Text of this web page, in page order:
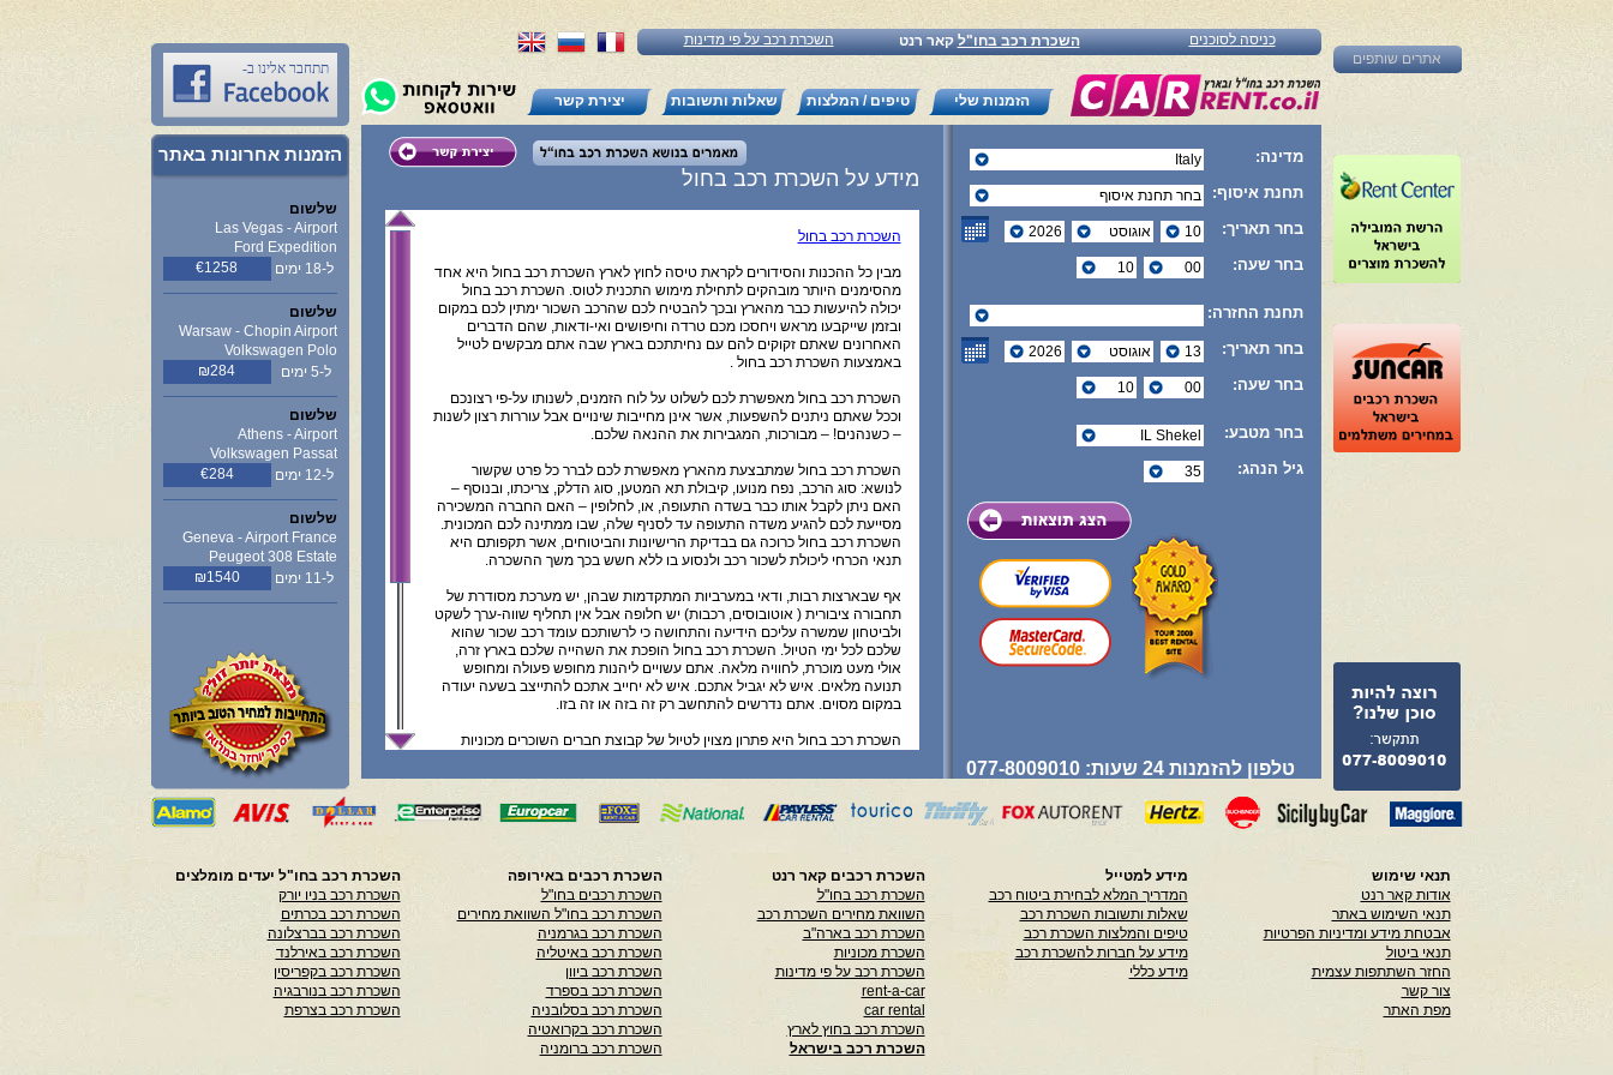
תתחבר אלינו ב-
הזמנות אחרונות באתר
שלשום
Las Vegas - Airport
Ford Expedition
€1258
ל-18 ימים
שלשום
Warsaw - Chopin Airport
Volkswagen Polo
₪284
ל-5 ימים
שלשום
Athens - Airport
Volkswagen Passat
€284
ל-12 ימים
שלשום
Geneva - Airport France
Peugeot 308 Estate
₪1540
ל-11 ימים
השכרת רכב על פי מדינות השכרת רכב בחו"לקאר רנט כניסה לסוכנים
הזמנות שלי טיפים / המלצות שאלות ותשובות יצירת קשר
מידע על השכרת רכב בחול
השכרת רכב בחול
מבין כל ההכנות והסידורים לקראת טיסה לחוץ לארץ השכרת רכב בחול היא אחד
מהסימנים היותר מובהקים לתחילת מימוש התכנית לטוס. השכרת רכב בחול
יכולה להיעשות כבר מהארץ ובכך להבטיח לכם שהרכב השכור ימתין לכם במקום
ובזמן שייקבעו מראש ויחסכו מכם טרדה וחיפושים ואי-ודאות, שהם הדברים
האחרונים שאתם זקוקים להם עם נחיתתכם בארץ שבה אתם מבקשים לטייל
באמצעות השכרת רכב בחול .
השכרת רכב בחול מאפשרת לכם לשלוט על לוח הזמנים, לשנותו על-פי רצונכם
וככל שאתם ניתנים להשפעות, אשר אינן מחייבות שינויים אבל עוררות רצון לשנות
– כשנהנים! – מבורכות, המגבירות את ההנאה שלכם.
השכרת רכב בחול שמתבצעת מהארץ מאפשרת לכם לברר כל פרט שקשור
לנושא: סוג הרכב, נפח מנועו, קיבולת תא המטען, סוג הדלק, צריכתו, ובנוסף –
האם ניתן לקבל אותו כבר בשדה התעופה, או, לחלופין – האם החברה המשכירה
מסייעת לכם להגיע משדה התעופה עד לסניף שלה, שבו ממתינה לכם המכונית.
השכרת רכב בחול כרוכה גם בבדיקת הרישיונות והביטוחים, אשר תקפותם היא
תנאי הכרחי ליכולת לשכור רכב ולנסוע בו ללא חשש בכך משך ההשכרה.
אף שבארצות רבות, ודאי במערביות המתקדמות שבהן, יש מערכת מסודרת של
תחבורה ציבורית ( אוטובוסים, רכבות) יש חלופה אבל אין תחליף שווה-ערך לשקט
ולביטחון שמשרה עליכם הידיעה והתחושה כי לרשותכם עומד רכב שכור שהוא
שלכם לכל ימי הטיול. השכרת רכב בחול הופכת את השהייה שלכם בארץ זרה,
אולי מעט מוכרת, לחוויה מלאה. אתם עשויים ליהנות מחופש פעולה ומחופש
תנועה מלאים. איש לא יגביל אתכם. איש לא יחייב אתכם להתייצב בשעה יעודה
במקום מסוים. אתם נדרשים להתחשב רק זה בזה או זה בזו.
השכרת רכב בחול היא פתרון מצוין לטיול של קבוצת חברים השוכרים מכוניות
מצ'ופרים קטנים שיעשו את ההבדל הגדול...
השכרת רכב בחול - ערובה להצלחתו של טיול.
ספק רלוונטי. למעט ההפניה למחלקת הלקוחות שלנו אין לראות במדיע המפורט
בהמשך ייעוץ או הוראה לפעולה, הינו מידע התחלתי כללי בלבד, אנו לא נושאים
באחריות כלשהי לדיוקו או שלמותו והשימוש במדיע זה הינו על אחריות המשתמש
בלבד.
מדינה:
תחנת איסוף:
בחר תאריך:
בחר שעה:
תחנת החזרה:
בחר תאריך:
בחר שעה:
בחר מטבע:
גיל הנהג:
טלפון להזמנות 24 שעות: 077-8009010
אתרים שותפים
תנאי שימוש
אודות קאר רנט
תנאי השימוש באתר
אבטחת מידע ומדיניות הפרטיות
תנאי ביטול
החזר השתתפות עצמית
צור קשר
מפת האתר
מידע למטייל
המדריך המלא לבחירת ביטוח רכב
שאלות ותשובות השכרת רכב
טיפים והמלצות השכרת רכב
מידע על חברות להשכרת רכב
מידע כללי
השכרת רכבים קאר רנט
השכרת רכב בחו"ל
השוואת מחירים השכרת רכב
השכרת רכב בארה"ב
השכרת מכוניות
השכרת רכב על פי מדינות
rent-a-car
car rental
השכרת רכב בחוץ לארץ
השכרת רכב בישראל
השכרת רכבים באירופה
השכרת רכבים בחו"ל
השכרת רכב בחו"ל השוואת מחירים
השכרת רכב בגרמניה
השכרת רכב באיטליה
השכרת רכב ביוון
השכרת רכב בספרד
השכרת רכב בסלובניה
השכרת רכב בקרואטיה
השכרת רכב ברומניה
השכרת רכב בחו"ל יעדים מומלצים
השכרת רכב בניו יורק
השכרת רכב בכרתים
השכרת רכב בברצלונה
השכרת רכב באירלנד
השכרת רכב בקפריסין
השכרת רכב בנורבגיה
השכרת רכב בצרפת